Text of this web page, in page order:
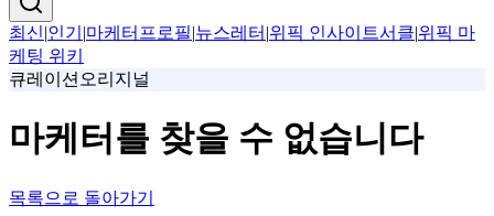
최신|인기 |마케터프로필|뉴스레터 |위픽 인사이트서클|위픽 마
케팅 위키
큐레이션 오리지널
마케터를 찾을 수 없습니다
목록으로 돌아가기